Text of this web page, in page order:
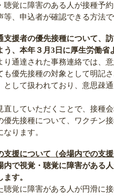
覚に障害のある人が接種予
等、申込者が確認できる方法
支援者の優先接種について、
う、本年３月3日に厚生労働
通達された事務連絡では、
も優先接種の対象として明記
として扱われており、意思疎
していただくことで、接種
優先接種について、ワクチン
ります。
支援について（会場内での支
内で視覚・聴覚に障害がある
す。
覚に障害がある人が円滑に